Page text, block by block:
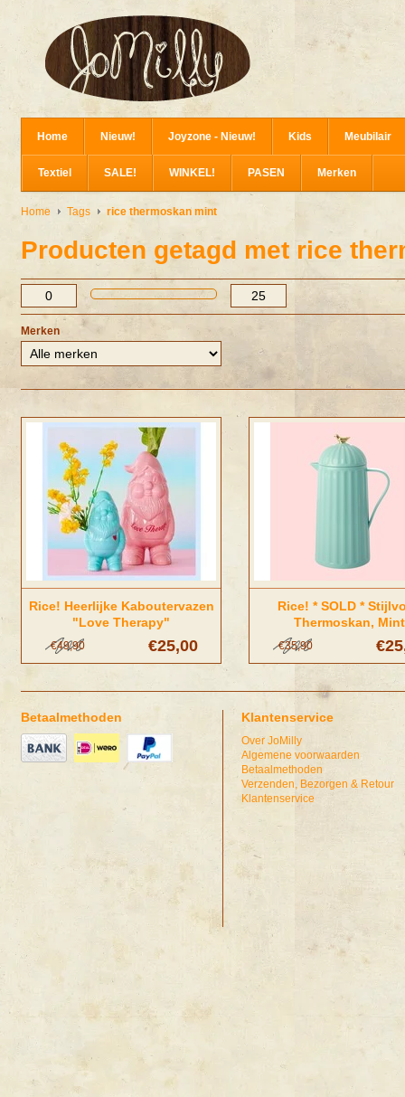
Home Nieuw! Joyzone - Nieuw! Kids Meubilair
Textiel SALE! WINKEL! PASEN Merken
Home Tags rice thermoskan mint
Producten getagd met rice
Merken
Rice! Heerlijke Kaboutervazen
"Love Therapy"
€25,00
€49,90
Rice! * SOLD *
Thermoskan, Mint
€35,90
Betaalmethoden Klantenservice
Over JoMilly
Algemene voorwaarden
Betaalmethoden
Verzenden, Bezorgen & Retour
Klantenservice